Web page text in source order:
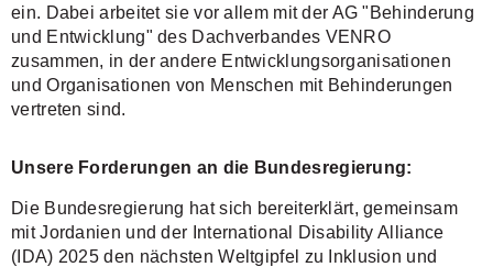
ein. Dabei arbeitet sie vor allem mit der AG "Behinderung
und Entwicklung" des Dachverbandes VENRO
zusammen, in der andere Entwicklungsorganisationen
und Organisationen von Menschen mit Behinderungen
vertreten sind.
Unsere Forderungen an die Bundesregierung:
Die Bundesregierung hat sich bereiterklärt, gemeinsam
mit Jordanien und der International Disability Alliance
(IDA) 2025 den nächsten Weltgipfel zu Inklusion und